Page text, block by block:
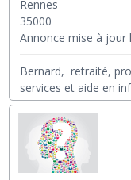
Rennes
35000
Annonce mise à jour
Bernard, retraité,
services et aide en